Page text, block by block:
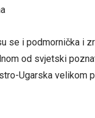
se i podmornička i
od svjetski
Ugarska velikom